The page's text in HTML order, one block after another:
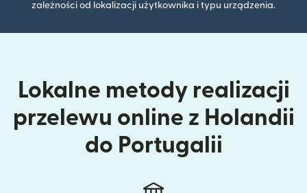
zależności od lokalizacji użytkownika i typu urządzenia.
Lokalne metody realizacji
przelewu online z Holandii
do Portugalii